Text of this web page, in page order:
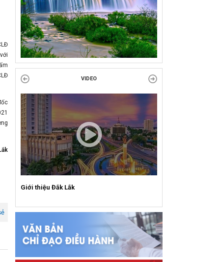
ĐỜI ĐỜI GHI NHỚ CÔNG ƠN CÁC ANH HÙNG
LIỆT SĨ, THƯƠNG BINH VÀ NGƯỜI CÓ CÔNG
VỚI CÁCH MẠNG!
Công đoàn phường Tuy Hòa tổ chức chuỗi
hoạt động chào mừng 97 năm ngày thành lập
Công đoàn Việt Nam (28/7/1929 –...
VIDEO
Giới thiệu Đắk Lắk